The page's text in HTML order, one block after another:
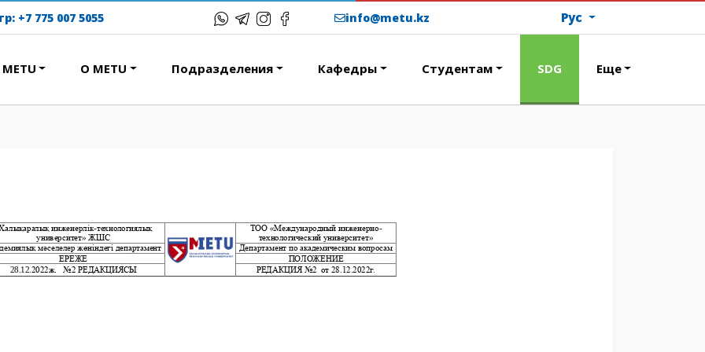
тур
studying
Магистратура
Докторантура
Второе высшее
+7 775 007 5055 info@metu.kz Рус
О METU Подразделения Кафедры Студентам SDG Еще